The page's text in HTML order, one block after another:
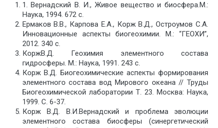
1. Вернадский В. И., Живое вещество и биосфера.М.:
Наука, 1994. 672 с.
Ермаков В.В., Карпова Е.А., Корж В.Д., Остроумов С.А.
Инновационные аспекты биогеохимии. М.: “ГЕОХИ”,
2012. 340 с.
КоржВ.Д. Геохимия элементного состава
гидросферы. М.: Наука, 1991. 243 с.
Корж В.Д. Биогеохимические аспекты формирования
элементного состава вод Мирового океана // Труды
Биогеохимической лаборатории Т. 23. Москва: Наука,
1999. С. 6-37.
Корж В.Д. В.И.Вернадский и проблема эволюции
элементного состава биосферы (синергетический